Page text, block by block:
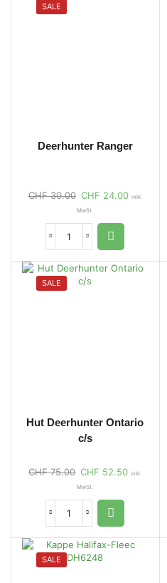
SALE
Deerhunter Ranger
CHF30.00 CHF 24.00 inkl.
MwSt.
SALE
Hut Deerhunter Ontario
c/s
CHF75.00 CHF 52.50 inkl.
MwSt.
SALE